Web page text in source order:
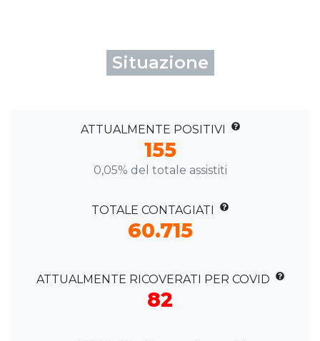
Situazione
ATTUALMENTE POSITIVI
155
0,05% del totale assistiti
TOTALE CONTAGIATI
60.715
ATTUALMENTE RICOVERATI PER COVID
82